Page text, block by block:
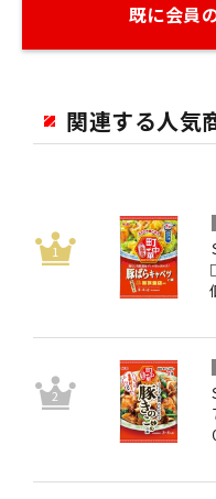
既に会員
関連する人気